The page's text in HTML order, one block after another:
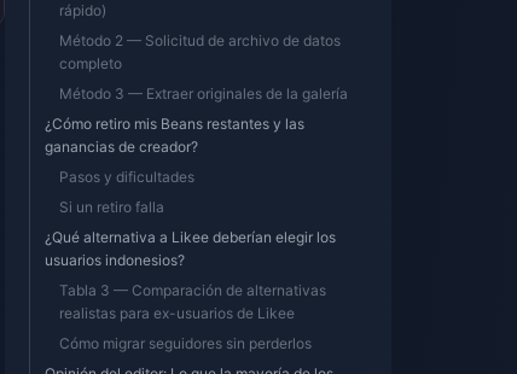
rápido)
Método 2 — Solicitud de archivo de datos
completo
Método 3 — Extraer originales de la galería
¿Cómo retiro mis Beans restantes y las
ganancias de creador?
Pasos y dificultades
Si un retiro falla
¿Qué alternativa a Likee deberían elegir los
usuarios indonesios?
Tabla 3 — Comparación de alternativas
realistas para ex-usuarios de Likee
Cómo migrar seguidores sin perderlos